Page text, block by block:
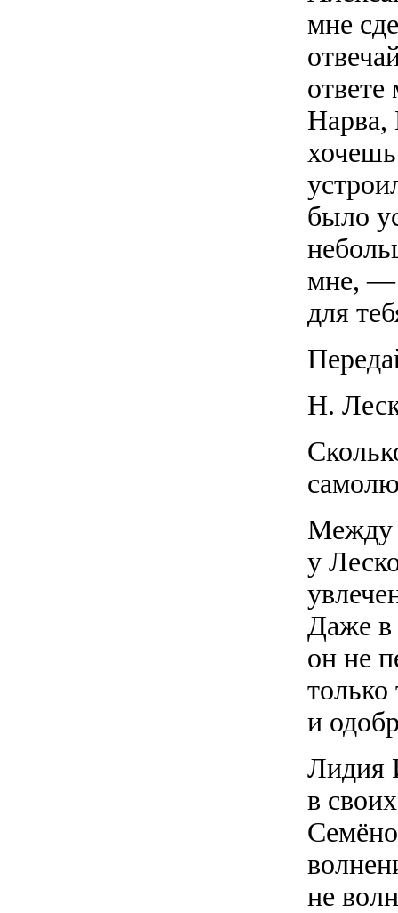
мне
было
мне, —
для
Н.
Между
у
Даже в
он не
и
Лидия
в
не